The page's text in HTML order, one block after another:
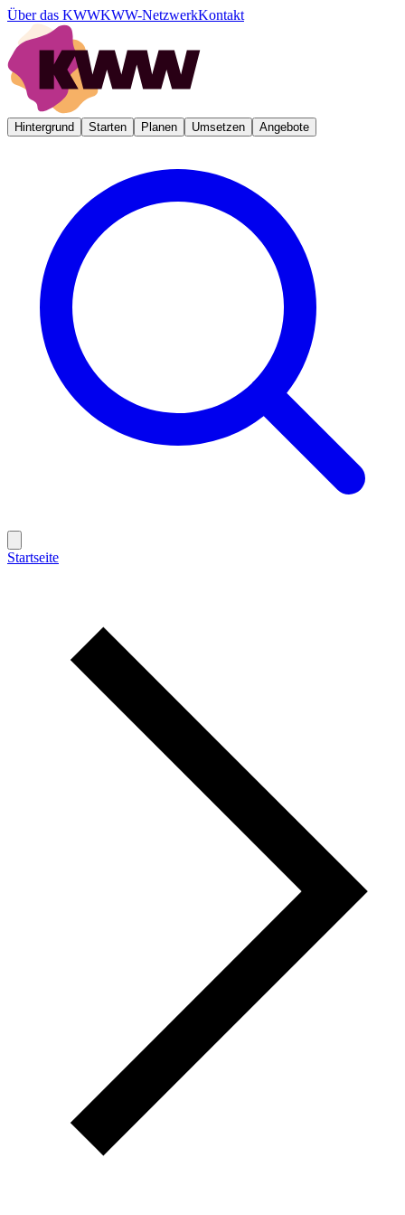
Über das KWWKWW-NetzwerkKontakt
Hintergrund Starten Planen Umsetzen Angebote
Startseite